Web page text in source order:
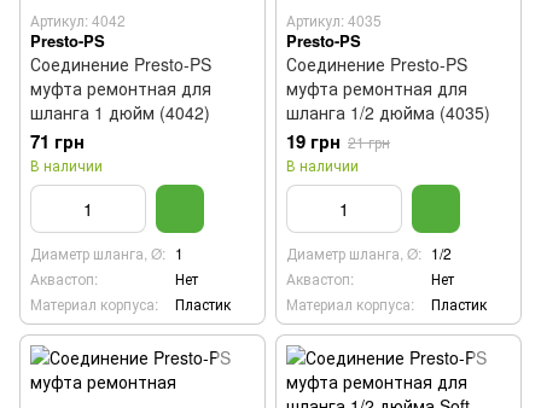
Артикул: 4042
Presto-PS
Соединение Presto-PS
муфта ремонтная для
шланга 1 дюйм (4042)
71 грн
В наличии
Диаметр шланга, Ø: 1
Аквастоп:
Нет
Материал корпуса:
Пластик
Артикул: 4035
Presto-PS
Соединение Presto-PS
муфта ремонтная для
шланга 1/2 дюйма (4035)
19 грн 21 грн
В наличии
Диаметр шланга, Ø: 1/2
Аквастоп:
Нет
Материал корпуса:
Пластик